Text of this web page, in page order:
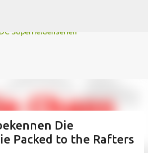
DC Superheldenserien
Die
Packed to the Rafters